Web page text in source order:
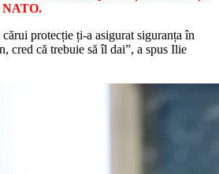
NATO.
protecție ți-a asigurat siguranța în
cred că trebuie să îl dai”, a spus Ilie